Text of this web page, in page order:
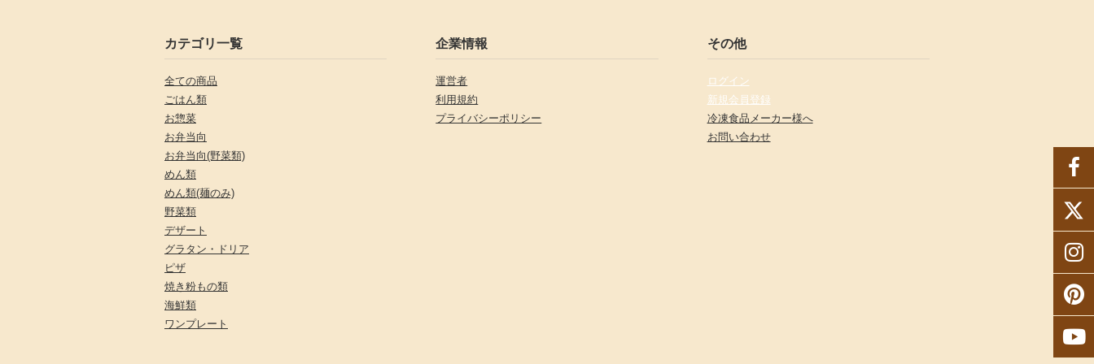
カテゴリ一覧
全ての商品
ごはん類
お惣菜
お弁当向
お弁当向(野菜類)
めん類
めん類(麺のみ)
野菜類
デザート
グラタン・ドリア
ピザ
焼き粉もの類
海鮮類
ワンプレート
企業情報
運営者
利用規約
プライバシーポリシー
その他
ログイン
新規会員登録
冷凍食品メーカー様へ
お問い合わせ